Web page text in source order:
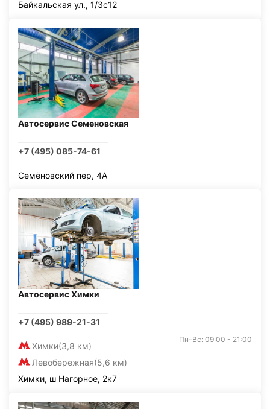
Байкальская ул., 1/3с12
Автосервис Семеновская
+7 (495) 085-74-61
Семёновский пер, 4А
Автосервис Химки
+7 (495) 989-21-31
Химки(3,8 км)
Левобережная(5,6 км)
Пн-Вс: 09:00 - 21:00
Химки, ш Нагорное, 2к7